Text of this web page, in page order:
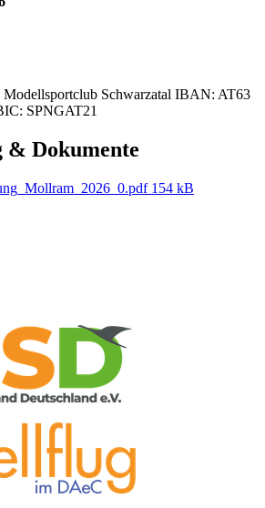
Modellsportclub Schwarzatal IBAN: AT63
SPNGAT21
& Dokumente
154 kB